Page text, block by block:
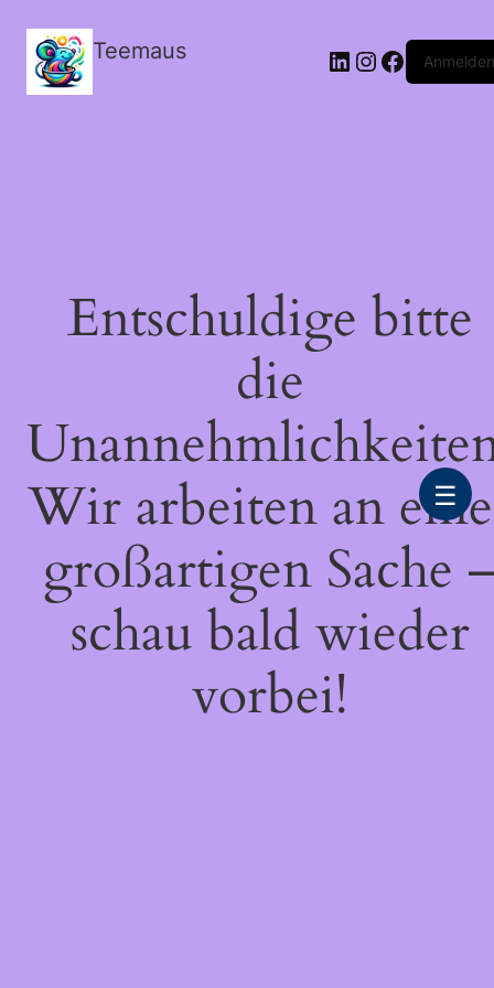
Teemaus LinkedIn
Instagram
FacebookAnmelden
Entschuldige bitte
die
Wir arbeiten an
großartigen Sache
schau bald wieder
vorbei!
☰